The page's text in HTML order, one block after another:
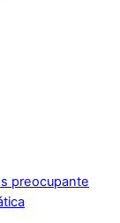
preocupante